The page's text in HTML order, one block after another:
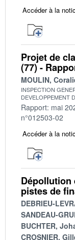
Accéder à la
Projet de
(77) -
MOULIN,
INSPECTION
DEVELOPPEMENT
Rapport: mai
n°012503-02
Accéder à la
Dépollution
pistes de
DEBRIEU-
SANDEAU-
BUCHTER,
CROSNIER,